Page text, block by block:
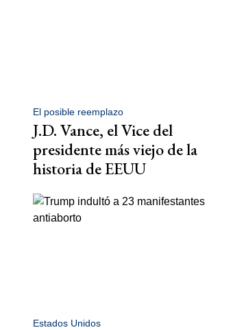
El posible reemplazo
J.D. Vance, el Vice del
presidente más viejo de la
historia de EEUU
Estados Unidos